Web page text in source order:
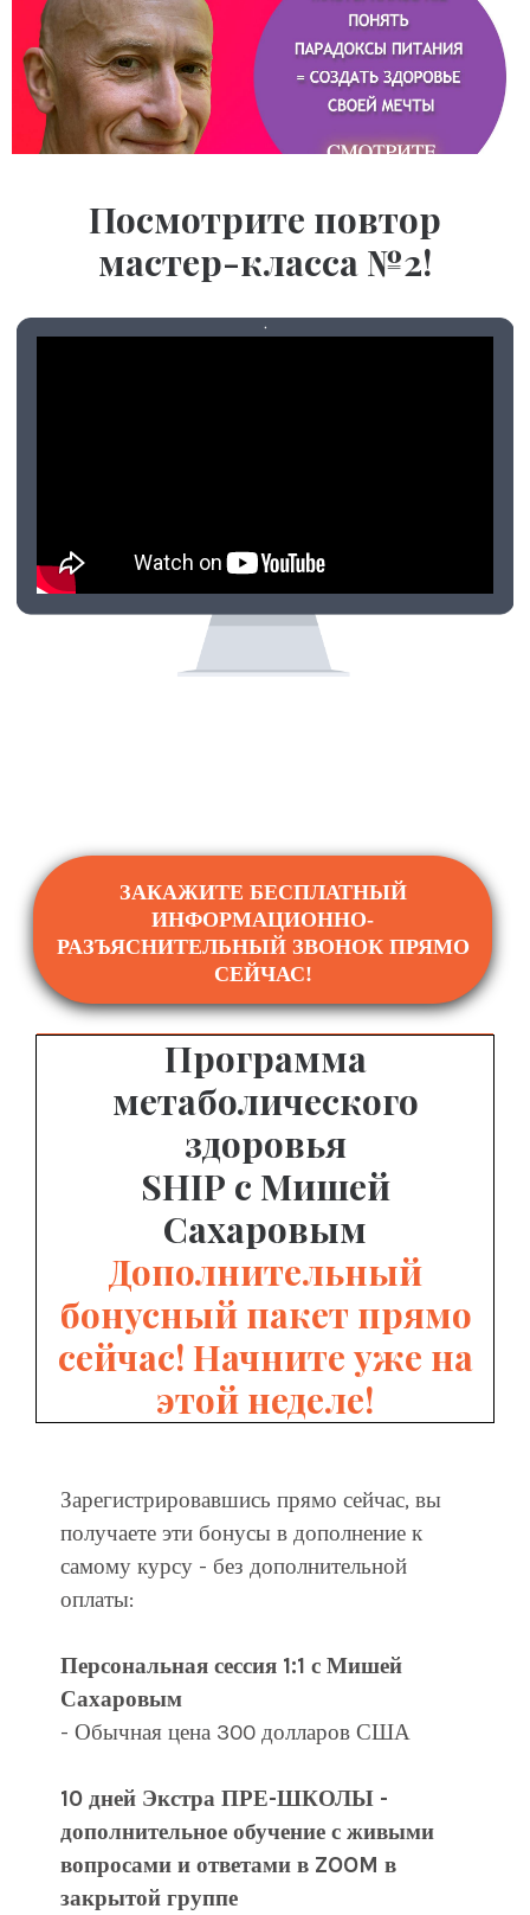
Посмотрите повтор
мастер-класса №2!
ЗАКАЖИТЕ БЕСПЛАТНЫЙ
ИНФОРМАЦИОННО-
РАЗЪЯСНИТЕЛЬНЫЙ ЗВОНОК ПРЯМО
СЕЙЧАС!
Программа
метаболического
здоровья
SHIP с Мишей
Сахаровым
Дополнительный
бонусный пакет прямо
сейчас! Начните уже на
этой неделе!
Зарегистрировавшись прямо сейчас, вы
получаете эти бонусы в дополнение к
самому курсу - без дополнительной
оплаты:
Персональная сессия 1:1 с Мишей
Сахаровым
- Обычная цена 300 долларов США
10 дней Экстра ПРЕ-ШКОЛЫ -
дополнительное обучение с живыми
вопросами и ответами в ZOOM в
закрытой группе